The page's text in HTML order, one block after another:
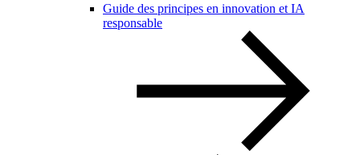
Guide des principes en innovation et IA
responsable